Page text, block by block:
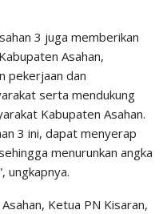
3 juga memberikan
Asahan,
pekerjaan dan
serta mendukung
Kabupaten Asahan.
3 ini, dapat menyerap
menurunkan angka
ungkapnya.
Ketua PN Kisaran,